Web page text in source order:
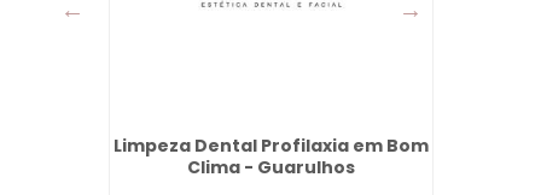
Limpeza Dental Profilaxia em Bom
Clima - Guarulhos